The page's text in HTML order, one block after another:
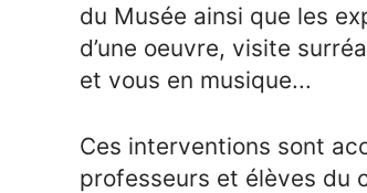
du Musée ainsi que les
d’une oeuvre, visite
et vous en musique...
Ces interventions sont
professeurs et élèves du